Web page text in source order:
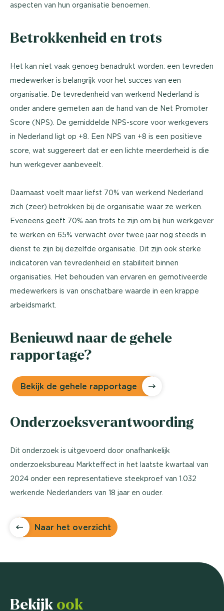
aspecten van hun organisatie benoemen.
Betrokkenheid en trots
Het kan niet vaak genoeg benadrukt worden: een tevreden
medewerker is belangrijk voor het succes van een
organisatie. De tevredenheid van werkend Nederland is
onder andere gemeten aan de hand van de Net Promoter
Score (NPS). De gemiddelde NPS-score voor werkgevers
in Nederland ligt op +8. Een NPS van +8 is een positieve
score, wat suggereert dat er een lichte meerderheid is die
hun werkgever aanbeveelt.
Daarnaast voelt maar liefst 70% van werkend Nederland
zich (zeer) betrokken bij de organisatie waar ze werken.
Eveneens geeft 70% aan trots te zijn om bij hun werkgever
te werken en 65% verwacht over twee jaar nog steeds in
dienst te zijn bij dezelfde organisatie. Dit zijn ook sterke
indicatoren van tevredenheid en stabiliteit binnen
organisaties. Het behouden van ervaren en gemotiveerde
medewerkers is van onschatbare waarde in een krappe
arbeidsmarkt.
Benieuwd naar de gehele
rapportage?
Bekijk de gehele rapportage
Onderzoeksverantwoording
Dit onderzoek is uitgevoerd door onafhankelijk
onderzoeksbureau Markteffect in het laatste kwartaal van
2024 onder een representatieve steekproef van 1.032
werkende Nederlanders van 18 jaar en ouder.
Naar het overzicht
Bekijk ook